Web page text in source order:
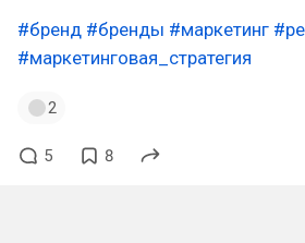
#бренд #бренды #маркетинг
#маркетинговая_стратегия
2
5 8